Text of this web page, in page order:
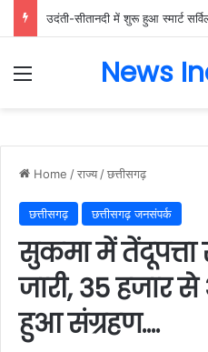
Menu News
Home /राज्य /छत्तीसगढ़
छत्तीसगढ़ छत्तीसगढ़ जनसंपर्क
सुकमा में तेंदूपत्ता
जारी, 35 हजार
हुआ संग्रहण….